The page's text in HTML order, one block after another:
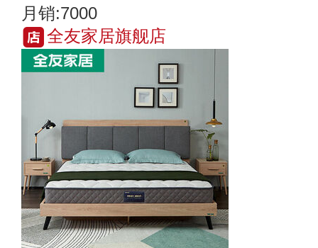
月销:7000
全友家居旗舰店